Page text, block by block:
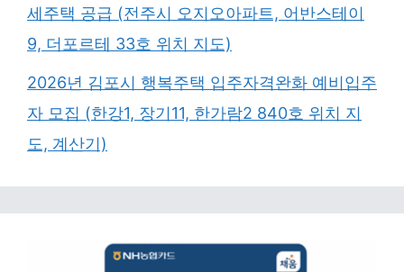
세주택 공급 (전주시 오지오아파트, 어반스테이
9, 더포르테 33호 위치 지도)
2026년 김포시 행복주택 입주자격완화 예비입주
자 모집 (한강1, 장기11, 한가람2 840호 위치 지
도, 계산기)